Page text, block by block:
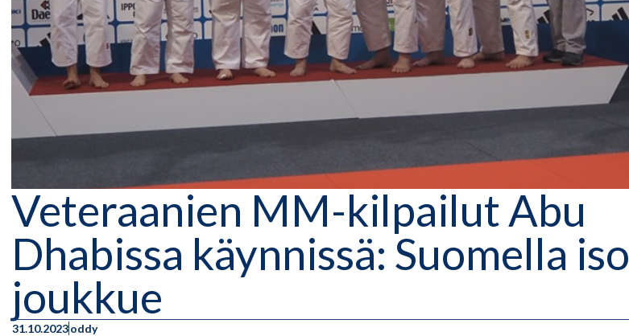
Veteraanien MM-kilpailut Abu
Dhabissa käynnissä: Suomella iso
joukkue
31.10.2023oddy